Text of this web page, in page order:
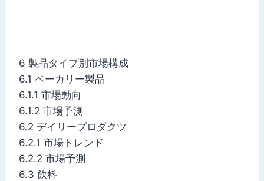
6 製品タイプ別市場構成
6.1 ベーカリー製品
6.1.1 市場動向
6.1.2 市場予測
6.2 デイリープロダクツ
6.2.1 市場トレンド
6.2.2 市場予測
6.3 飲料